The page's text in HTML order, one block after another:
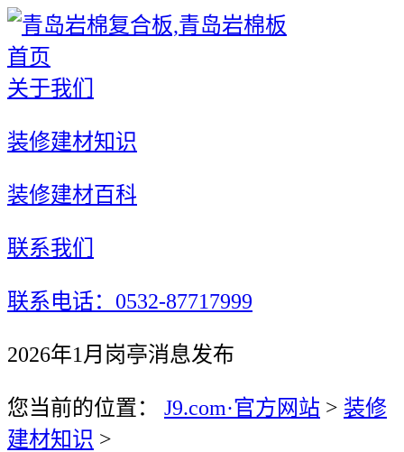
首页
关于我们
装修建材知识
装修建材百科
联系我们
联系电话：0532-87717999
2026年1月岗亭消息发布
您当前的位置： J9.com·官方网站 > 装修
建材知识 >